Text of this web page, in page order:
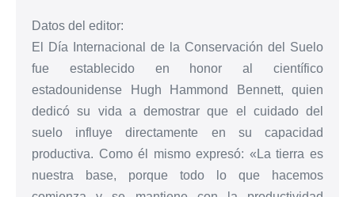
Datos del editor:
El Día Internacional de la Conservación del Suelo
fue establecido en honor al científico
estadounidense Hugh Hammond Bennett, quien
dedicó su vida a demostrar que el cuidado del
suelo influye directamente en su capacidad
productiva. Como él mismo expresó: «La tierra es
nuestra base, porque todo lo que hacemos